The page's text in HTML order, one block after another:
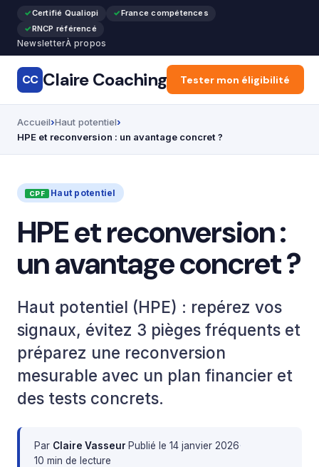
Certifié Qualiopi
France compétences
RNCP référencé
NewsletterÀ propos
CC Claire Coaching Accueil Articles
Tester mon éligibilité
Accueil Haut potentiel
HPE et reconversion : un avantage concret ?
Haut potentiel
HPE et reconversion :
un avantage concret ?
Haut potentiel (HPE) : repérez vos
signaux, évitez 3 pièges fréquents et
préparez une reconversion
mesurable avec un plan financier et
des tests concrets.
Par Claire Vasseur·Publié le 14 janvier 2026·
10 min de lecture